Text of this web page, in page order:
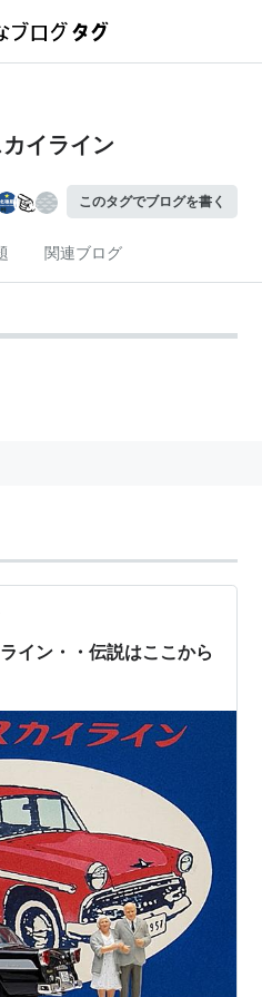
カイライン
このタグでブログを書く
関連ブログ
イン・・伝説はここから